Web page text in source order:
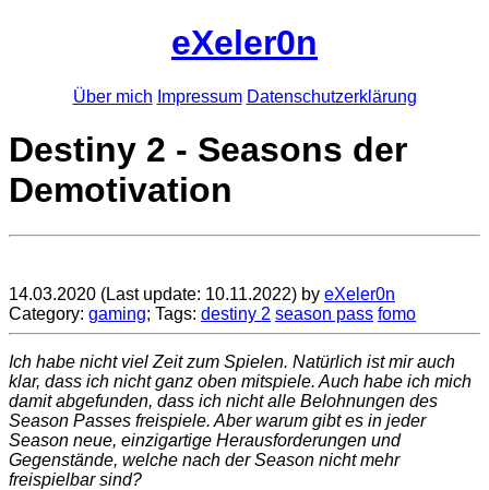
eXeler0n
Über mich Impressum Datenschutzerklärung
Destiny 2 - Seasons der
Demotivation
14.03.2020 (Last update: 10.11.2022) by eXeler0n
Category: gaming; Tags: destiny 2 season pass fomo
Ich habe nicht viel Zeit zum Spielen. Natürlich ist mir auch
klar, dass ich nichtganz oben mitspiele. Auch habe ich mich
damit abgefunden, dass ich nicht alle Belohnungen des
Season Passes freispiele. Aber warum gibt es in jeder
Season neue, einzigartige Herausforderungen und
Gegenstände, welche nach der Season nicht mehr
freispielbar sind?